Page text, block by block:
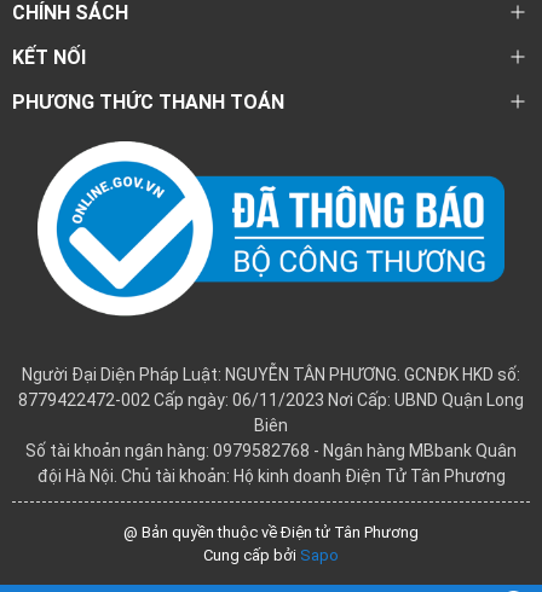
CHÍNH SÁCH
KẾT NỐI
PHƯƠNG THỨC THANH TOÁN
Người Đại Diện Pháp Luật: NGUYỄN TÂN PHƯƠNG. GCNĐK HKD số:
8779422472-002 Cấp ngày: 06/11/2023 Nơi Cấp: UBND Quận Long
Biên
Số tài khoản ngân hàng: 0979582768 - Ngân hàng MBbank Quân
đội Hà Nội. Chủ tài khoản: Hộ kinh doanh Điện Tử Tân Phương
@ Bản quyền thuộc về Điện tử Tân Phương
Cung cấp bởi Sapo